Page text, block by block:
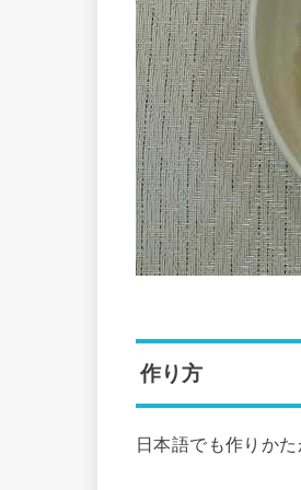
作り方
日本語でも作りか